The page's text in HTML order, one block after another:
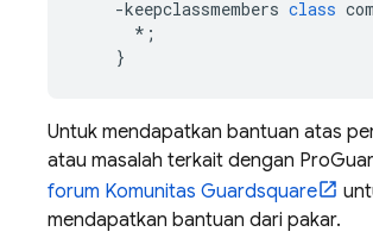
-keepclassmembers class com
* ;
}
Untuk mendapatkan bantuan atas
atau masalah terkait dengan
forum Komunitas Guardsquare
mendapatkan bantuan dari pakar.